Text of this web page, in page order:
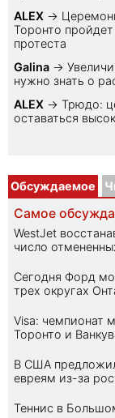
ALEX →
Торонто
протеста
Galina →
нужно знать о
ALEX → Трюдо:
оставаться
Обсуждаемое
Самое
WestJet
число
Сегодня Форд
трех округах
Visa: чемпионат
Торонто и
В США
евреям из-за
Теннис в